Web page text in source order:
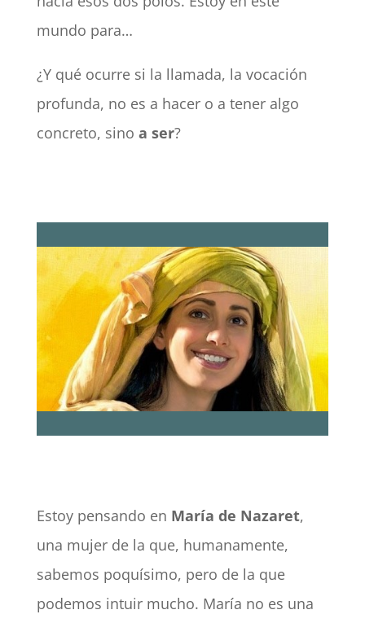
mundo para…
¿Y qué ocurre si la llamada, la vocación
profunda, no es a hacer o a tener algo
concreto, sino a ser?
Estoy pensando en María de Nazaret,
una mujer de la que, humanamente,
sabemos poquísimo, pero de la que
podemos intuir mucho. María no es una